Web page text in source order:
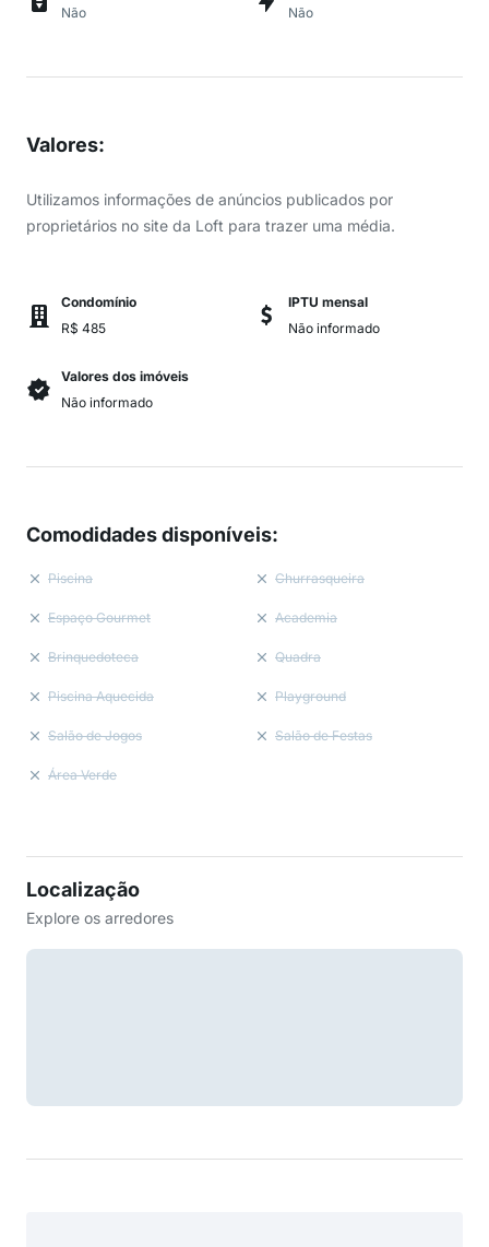
Não
Não
Valores:
Utilizamos informações de anúncios publicados por
proprietários no site da Loft para trazer uma média.
Condomínio
R$ 485
IPTU mensal
Não informado
Valores dos imóveis
Não informado
Comodidades disponíveis:
Piscina Churrasqueira
Espaço Gourmet Academia
Brinquedoteca Quadra
Piscina Aquecida Playground
Salão de Jogos Salão de Festas
Área Verde
Localização
Explore os arredores